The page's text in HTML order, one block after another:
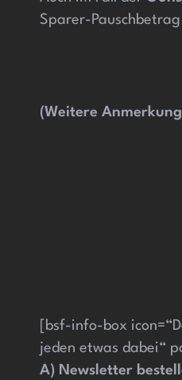
Sparer-
(Weitere
[bsf-info-box
jeden etwas dabei“
A) Newsletter